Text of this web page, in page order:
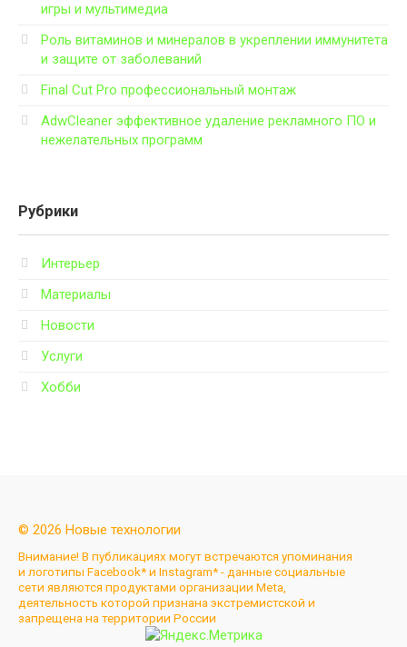
игры и мультимедиа
Роль витаминов и минералов в укреплении иммунитета
и защите от заболеваний
Final Cut Pro профессиональный монтаж
AdwCleaner эффективное удаление рекламного ПО и
нежелательных программ
Рубрики
Интерьер
Материалы
Новости
Услуги
Хобби
© 2026 Новые технологии
Внимание! В публикациях могут встречаются упоминания
и логотипы Facebook* и Instagram* - данные социальные
сети являются продуктами организации Meta,
деятельность которой признана экстремистской и
запрещена на территории России